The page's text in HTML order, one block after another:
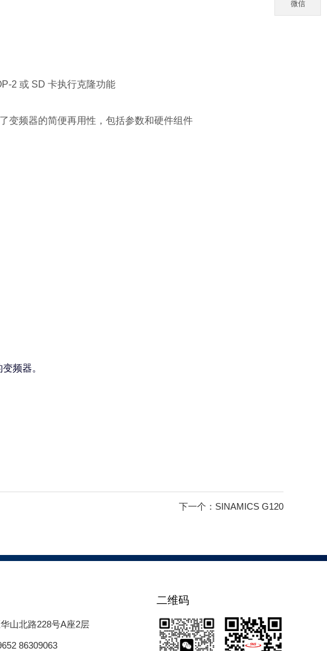
2 或 SD 卡执行克隆功能
变频器的简便再用性，包括参数和硬件组件
频器。
下一个： SINAMICS G120
山北路228号A座2层
86309063
二维码
微信